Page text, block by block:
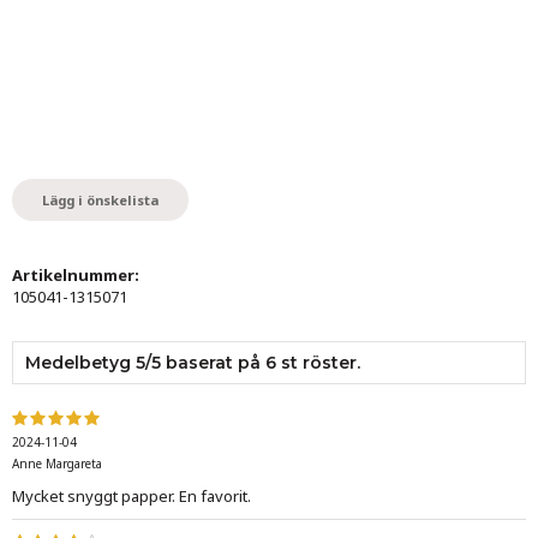
Lägg i önskelista
Artikelnummer:
105041-1315071
Medelbetyg 5/5 baserat på 6 st röster.
2024-11-04
Anne Margareta
Mycket snyggt papper. En favorit.